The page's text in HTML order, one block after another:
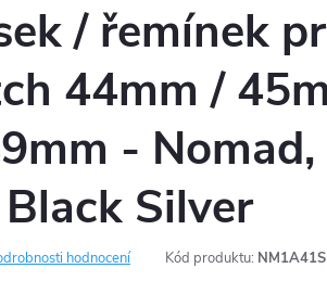
/ řemínek
44mm /
- Nomad,
Silver
hodnocení Kód produktu: